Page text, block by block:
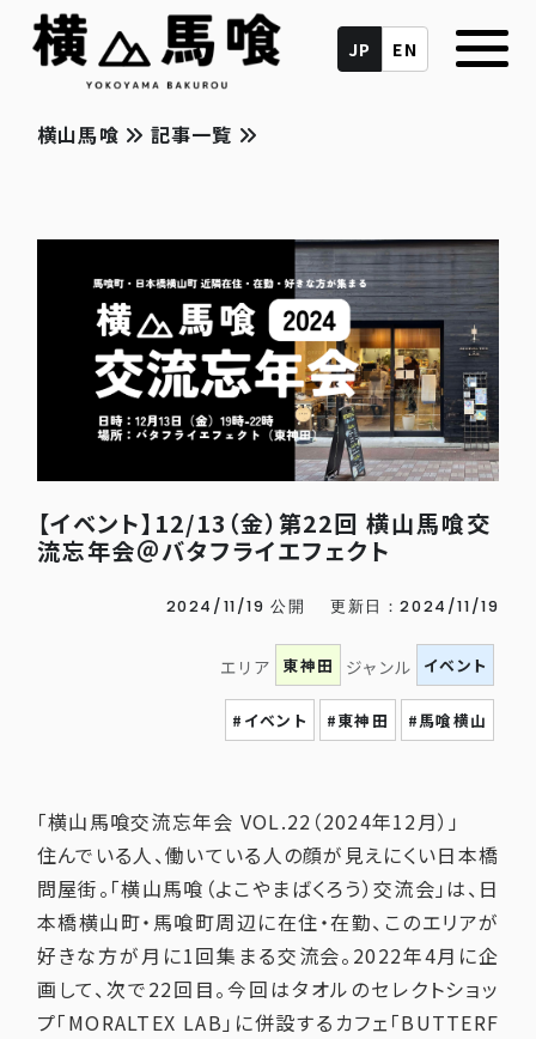
JP EN
横山馬喰 記事一覧
【イベント】12/13（金）第22回 横山馬喰交
流忘年会＠バタフライエフェクト
2024/11/19 公開 更新日：2024/11/19
エリア 東神田 ジャンル イベント
#イベント #東神田 #馬喰横山
「横山馬喰交流忘年会 VOL.22（2024年12月）」
住んでいる人、働いている人の顔が見えにくい日本橋
問屋街。「横山馬喰（よこやまばくろう）交流会」は、日
本橋横山町・馬喰町周辺に在住・在勤、このエリアが
好きな方が月に1回集まる交流会。2022年4月に企
画して、次で22回目。今回はタオルのセレクトショッ
プ「MORALTEX LAB」に併設するカフェ「BUTTERF